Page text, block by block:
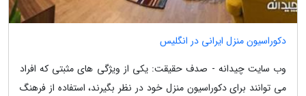
دکوراسیون منزل ایرانی در انگلیس
وب سایت چیدانه - صدف حقیقت: یکی از ویژگی های مثبتی که افراد
می توانند برای دکوراسیون منزل خود در نظر بگیرند، استفاده از فرهنگ